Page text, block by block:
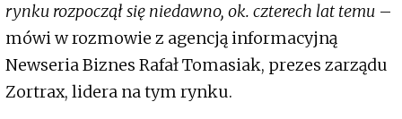
rynku rozpoczął się niedawno, ok. czterech lat temu –
mówi w rozmowie z agencją informacyjną
Newseria Biznes Rafał Tomasiak, prezes zarządu
Zortrax, lidera na tym rynku.